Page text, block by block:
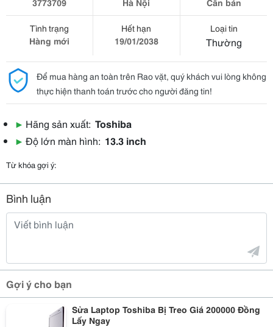
3773709
Hà Nội
Cần bán
Tình trạng
Hàng mới
Hết hạn
19/01/2038
Loại tin
Thường
Để mua hàng an toàn trên Rao vặt, quý khách vui lòng không
thực hiện thanh toán trước cho người đăng tin!
▶ Hãng sản xuất: Toshiba
▶ Độ lớn màn hình: 13.3 inch
Từ khóa gợi ý:
Bình luận
Gợi ý cho bạn
Sửa Laptop Toshiba Bị Treo Giá 200000 Đồng
Lấy Ngay